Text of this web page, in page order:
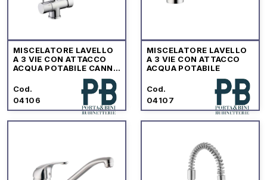
MISCELATORE LAVELLO
A 3 VIE CON ATTACCO
ACQUA POTABILE CANNA
Cod.
04106
MISCELATORE LAVELLO
A 3 VIE CON ATTACCO
ACQUA POTABILE
Cod.
04107